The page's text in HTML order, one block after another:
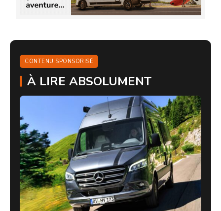
CONTENU SPONSORISÉ
À LIRE ABSOLUMENT